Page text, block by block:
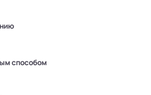
способом